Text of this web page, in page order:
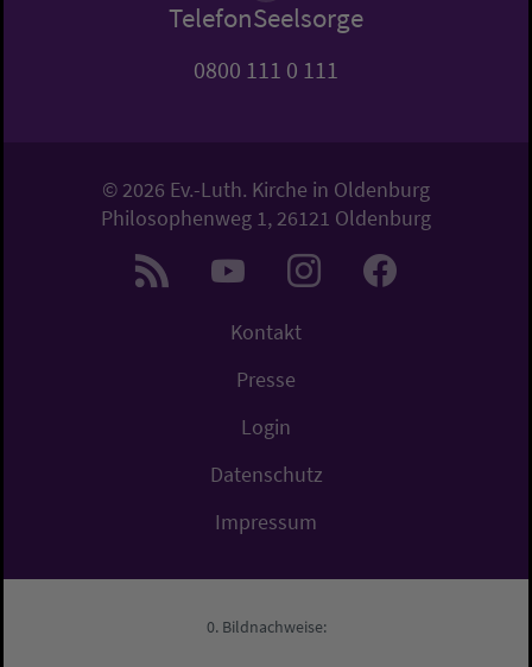
TelefonSeelsorge
0800 111 0 111
© 2026 Ev.-Luth. Kirche in Oldenburg
Philosophenweg 1, 26121 Oldenburg
Kontakt
Presse
Login
Datenschutz
Impressum
Bildnachweise: